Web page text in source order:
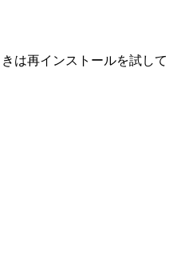
は再インストールを試して